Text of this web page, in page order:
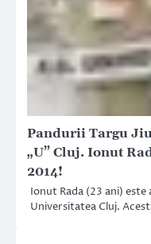
Pandurii Targu
„U” Cluj. Ionut
2014!
Ionut Rada (23 ani)
Universitatea Cluj.